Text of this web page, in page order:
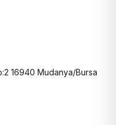
16940 Mudanya/Bursa